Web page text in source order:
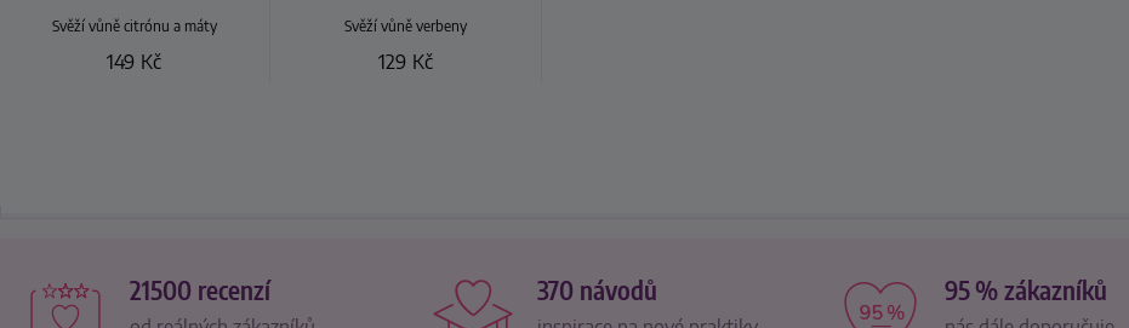
Svěží vůně citrónu a máty
149 Kč
Svěží vůně verbeny
129 Kč
21500 recenzí 370 návodů 95 % zákazníků